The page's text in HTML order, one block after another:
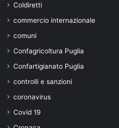
Coldiretti
commercio internazionale
comuni
Confagricoltura Puglia
Confartigianato Puglia
controlli e sanzioni
coronavirus
Covid 19